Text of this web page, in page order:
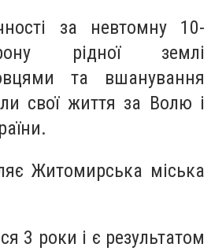
за невтомну 10-
рідної землі
та вшанування
свої життя за Волю і
Житомирська міська
3 роки і є результатом